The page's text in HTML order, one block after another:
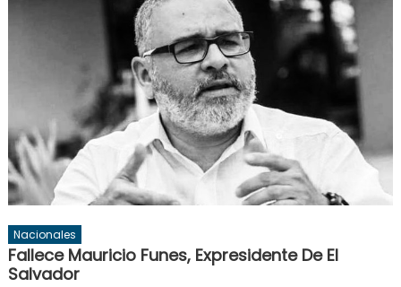
Nacionales
Fallece Mauricio Funes, Expresidente De El
Salvador